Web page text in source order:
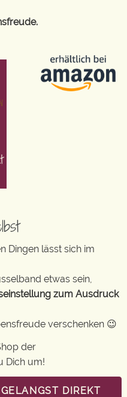
Dingen lässt sich im
etwas sein,
zum Ausdruck
verschenken 😉
der
Dich um!
DIREKT